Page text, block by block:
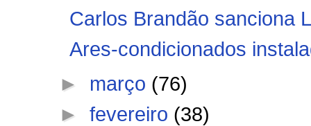
Carlos Brandão sanciona
Ares-condicionados
► março (76)
►fevereiro (38)